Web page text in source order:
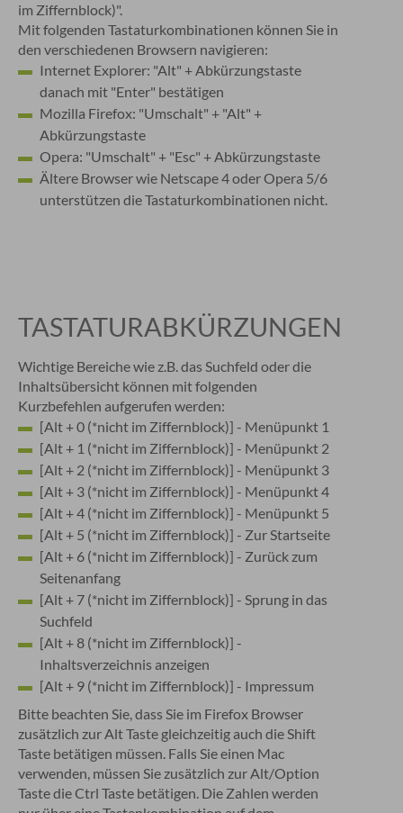
im Ziffernblock)".
Mit folgenden Tastaturkombinationen können Sie in
den verschiedenen Browsern navigieren:
Internet Explorer: "Alt" + Abkürzungstaste
danach mit "Enter" bestätigen
Mozilla Firefox: "Umschalt" + "Alt" +
Abkürzungstaste
Opera: "Umschalt" + "Esc" + Abkürzungstaste
Ältere Browser wie Netscape 4 oder Opera 5/6
unterstützen die Tastaturkombinationen nicht.
TASTATURABKÜRZUNGEN
Wichtige Bereiche wie z.B. das Suchfeld oder die
Inhaltsübersicht können mit folgenden
Kurzbefehlen aufgerufen werden:
[Alt + 0 (*nicht im Ziffernblock)] - Menüpunkt 1
[Alt + 1 (*nicht im Ziffernblock)] - Menüpunkt 2
[Alt + 2 (*nicht im Ziffernblock)] - Menüpunkt 3
[Alt + 3 (*nicht im Ziffernblock)] - Menüpunkt 4
[Alt + 4 (*nicht im Ziffernblock)] - Menüpunkt 5
[Alt + 5 (*nicht im Ziffernblock)] - Zur Startseite
[Alt + 6 (*nicht im Ziffernblock)] - Zurück zum
Seitenanfang
[Alt + 7 (*nicht im Ziffernblock)] - Sprung in das
Suchfeld
[Alt + 8 (*nicht im Ziffernblock)] -
Inhaltsverzeichnis anzeigen
[Alt + 9 (*nicht im Ziffernblock)] - Impressum
Bitte beachten Sie, dass Sie im Firefox Browser
zusätzlich zur Alt Taste gleichzeitig auch die Shift
Taste betätigen müssen. Falls Sie einen Mac
verwenden, müssen Sie zusätzlich zur Alt/Option
Taste die Ctrl Taste betätigen. Die Zahlen werden